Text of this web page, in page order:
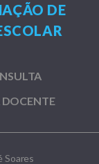
DE
DOCENTE
Soares